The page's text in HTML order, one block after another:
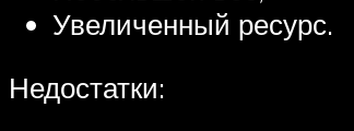
Увеличенный ресурс.
Недостатки: